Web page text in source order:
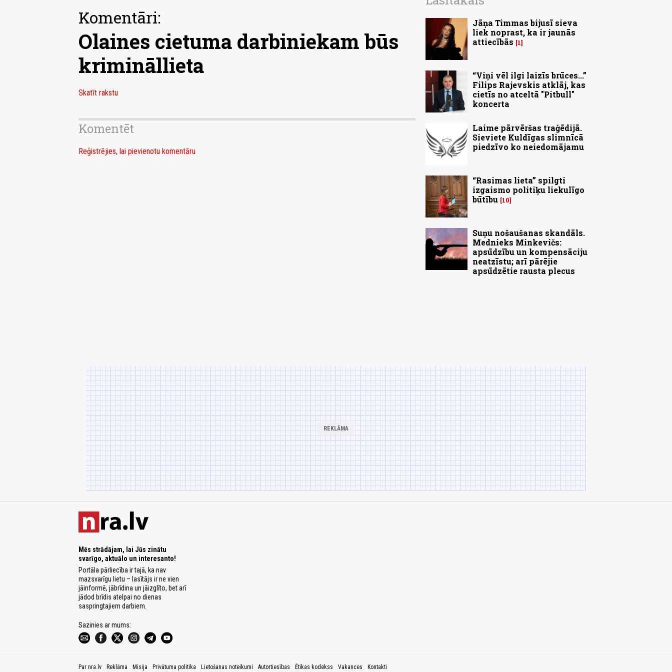
Komentāri:
Olaines cietuma darbiniekam būs
krimināllieta
Skatīt rakstu
Komentēt
Reģistrējies, lai pievienotu komentāru
Jāņa Timmas bijusī sieva
liek noprast, ka ir jaunās
attiecībās
1
“Viņi vēl ilgi laizīs brūces...”
Filips Rajevskis atklāj, kas
cietīs no atceltā "Pitbull"
koncerta
Laime pārvēršas traģēdijā.
Sieviete Kuldīgas slimnīcā
piedzīvo ko neiedomājamu
“Rasimas lieta” spilgti
izgaismo politiķu liekulīgo
būtību 10
Suņu nošaušanas skandāls.
Mednieks Minkevičs:
apsūdzību un kompensāciju
neatzīstu; arī pārējie
apsūdzētie rausta plecus
Mēs strādājam, lai Jūs zinātu
svarīgo, aktuālo un interesanto!
Portāla pārliecība ir tajā, ka nav
mazsvarīgu lietu – lasītājs ir ne vien
jāinformē, jābrīdina un jāizglīto, bet arī
jādod brīdis atelpai no dienas
saspringtajiem darbiem.
Sazinies ar mums:
Par nra.lv Reklāma Misija Privātuma politika Lietošanas noteikumi Autortiesības Ētikas kodekss Vakances Kontakti